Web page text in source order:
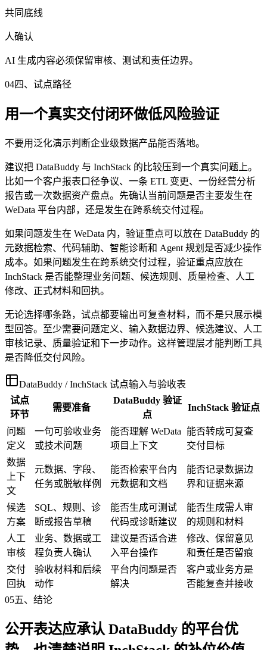
共同底线
人确认
AI 生成内容必须保留审核、测试和责任边界。
04四、试点路径
用一个真实交付闭环做低风险验证
不要用泛化演示判断企业级数据产品能否落地。
建议把 DataBuddy 与 InchStack 的比较压到一个真实问题上。
比如一个客户报表口径争议、一条 ETL 变更、一份经营分析
报告或一次数据资产盘点。先确认当前问题是否主要发生在
WeData 平台内部，还是发生在跨系统交付过程。
如果问题发生在 WeData 内，验证重点可以放在 DataBuddy 的
元数据检索、代码辅助、智能诊断和 Agent 规划是否减少操作
成本。如果问题发生在跨系统交付过程，验证重点应放在
InchStack 是否能整理业务问题、候选规则、质量检查、人工
修改、正式材料和回执。
无论选择哪条路，试点都要输出可复查材料，而不是只展示模
型回答。至少需要问题定义、输入数据边界、候选建议、人工
审核记录、质量验证和下一步动作。这样管理层才能判断工具
是否降低交付风险。
DataBuddy / InchStack 试点输入与验收表
试点
环节
需要准备
DataBuddy 验证
点
InchStack 验证点
问题
定义
一句可验收业务
或技术问题
能否理解 WeData
项目上下文
能否转成可复查
交付目标
数据
上下
文
元数据、字段、
任务或脱敏样例
能否检索平台内
元数据和文档
能否记录数据边
界和证据来源
候选
方案
SQL、规则、诊
断或报告草稿
能否生成可测试
代码或诊断建议
能否生成需人审
的规则和材料
人工
审核
业务、数据或工
程负责人确认
建议是否适合进
入平台操作
修改、保留意见
和责任是否留痕
交付
回执
验收材料和后续
动作
平台内问题是否
解决
客户或业务方是
否能复查并接收
05五、结论
公开表达应承认 DataBuddy 的平台优